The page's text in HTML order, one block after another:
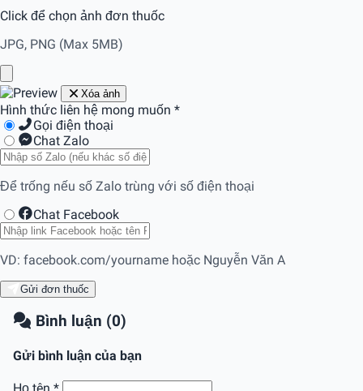
Click để chọn ảnh đơn thuốc
JPG, PNG (Max 5MB)
Xóa ảnh
Hình thức liên hệ mong muốn *
Gọi điện thoại
Chat Zalo
Để trống nếu số Zalo trùng với số điện thoại
Chat Facebook
VD: facebook.com/yourname hoặc Nguyễn Văn A
Gửi đơn thuốc
Bình luận (0)
Gửi bình luận của bạn